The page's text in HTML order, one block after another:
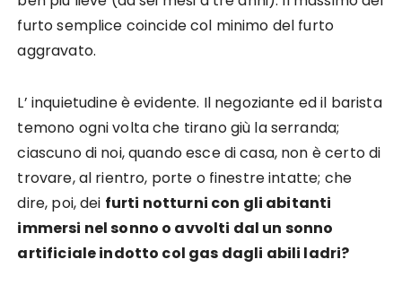
furto semplice coincide col minimo del furto
aggravato.
L’ inquietudine è evidente. Il negoziante ed il barista
temono ogni volta che tirano giù la serranda;
ciascuno di noi, quando esce di casa, non è certo di
trovare, al rientro, porte o finestre intatte; che
dire, poi, dei furti notturni con gli abitanti
immersi nel sonno o avvolti dal un sonno
artificiale indotto col gas dagli abili ladri?